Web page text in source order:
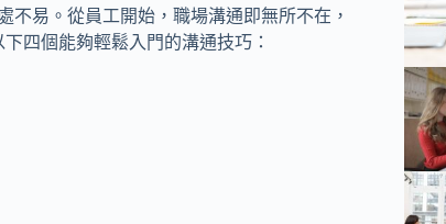
不易。從員工開始，職場溝通即無所不在，
四個能夠輕鬆入門的溝通技巧：